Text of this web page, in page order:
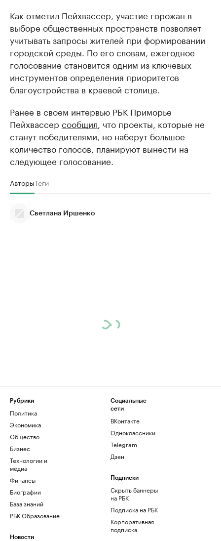
Как отметил Пейхвассер, участие горожан в
выборе общественных пространств позволяет
учитывать запросы жителей при формировании
городской среды. По его словам, ежегодное
голосование становится одним из ключевых
инструментов определения приоритетов
благоустройства в краевой столице.
Ранее в своем интервью РБК Приморье
Пейхвассер сообщил, что проекты, которые не
станут победителями, но наберут большое
количество голосов, планируют вынести на
следующее голосование.
АвторыТеги
Светлана Иршенко
Рубрики
Политика
Экономика
Общество
Бизнес
Технологии и
медиа
Финансы
Биографии
База знаний
РБК Образование
Новости
Социальные
сети
ВКонтакте
Одноклассники
Telegram
Дзен
Подписки
Скрыть баннеры
на РБК
Подписка на РБК
Корпоративная
подписка